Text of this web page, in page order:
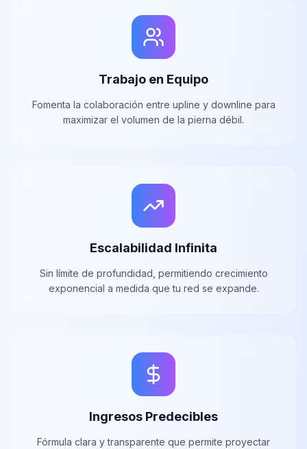
Trabajo en Equipo
Fomenta la colaboración entre upline y downline para
maximizar el volumen de la pierna débil.
Escalabilidad Infinita
Sin límite de profundidad, permitiendo crecimiento
exponencial a medida que tu red se expande.
Ingresos Predecibles
Fórmula clara y transparente que permite proyectar